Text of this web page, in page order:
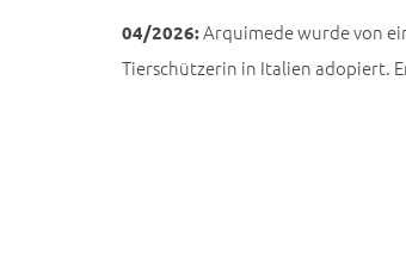
04/2026:Arquimede wurde von
Tierschützerin in Italien adopiert.